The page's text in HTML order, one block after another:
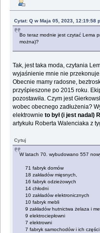
Cytat: Q w Maja 05, 2023, 12:19:58
Bo teraz modnie jest czytać Lema
można)?
Tak, jest taka moda, czytania
wyjaśnienie mnie nie
Obecnie mamy radosne,
przyśpieszone po 2015 roku.
pozostawiła. Czym jest
wobec obecnego zadłużenia?
elektrownieto był (i jest nadal)
artykułu Roberta Walenciaka z
Cytuj
W latach 70. wybudowano 557
71 fabryk domów
18 zakładów mięsnych,
16 fabryk odzieżowych
14 chłodni
10 zakładów elektronicznych
10 fabryk mebli
9 zakładów hutnictwa żelaza i
9 elektrociepłowni
7 elektrowni
7 fabryk samochodów i ich części